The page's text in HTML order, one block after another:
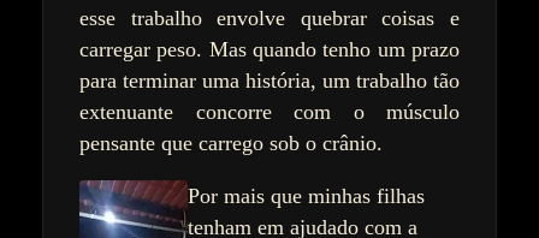
esse trabalho envolve quebrar coisas e
carregar peso. Mas quando tenho um prazo
para terminar uma história, um trabalho tão
extenuante concorre com o músculo
pensante que carrego sob o crânio.
Por mais que minhas filhas
tenham em ajudado com a